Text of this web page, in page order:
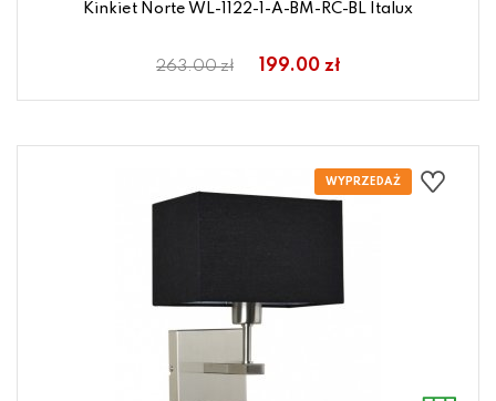
Kinkiet Norte WL-1122-1-A-BM-RC-BL Italux
263.00 zł 199.00 zł